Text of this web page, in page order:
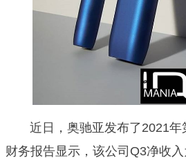
近日，奥驰亚发布了2021年
财务报告显示，该公司Q3净收